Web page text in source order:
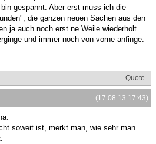
gespannt. Aber erst muss ich die
die ganzen neuen Sachen aus den
ja auch noch erst ne Weile wiederholt
und immer noch von vorne anfinge.
Quote
(17.08.13 17:43)
soweit ist, merkt man, wie sehr man